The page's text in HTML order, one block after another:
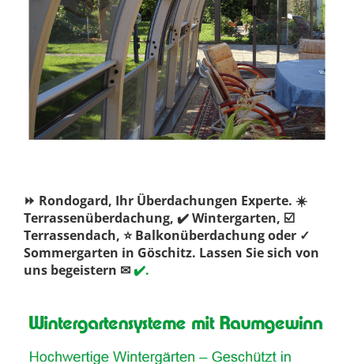
⏩ Rondogard, Ihr Überdachungen Experte. ☀️
Terrassenüberdachung, ✔️ Wintergarten, ☑️
Terrassendach, ⭐ Balkonüberdachung oder ✓
Sommergarten in Göschitz. Lassen Sie sich von
uns begeistern ✉✔️.